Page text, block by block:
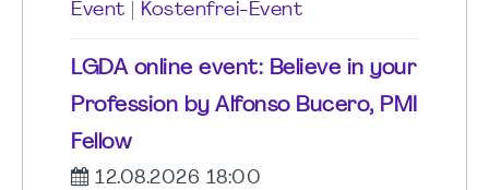
Event
Kostenfrei-Event
LGDA online event: Believe in your
Profession by Alfonso Bucero, PMI
Fellow
12.08.2026 18:00